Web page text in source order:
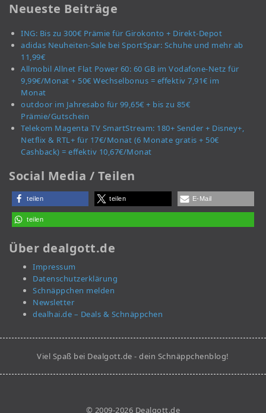
Neueste Beiträge
ING: Bis zu 300€ Prämie für Girokonto + Direkt-Depot
adidas Neuheiten-Sale bei SportSpar: Schuhe und mehr ab
11,99€
Allmobil Allnet Flat Power 60: 60 GB im Vodafone-Netz für
9,99€/Monat + 50€ Wechselbonus = effektiv 7,91€ im
Monat
outdoor im Jahresabo für 99,65€ + bis zu 85€
Prämie/Gutschein
Telekom Magenta TV SmartStream: 180+ Sender + Disney+,
Netflix & RTL+ für 17€/Monat (6 Monate gratis + 50€
Cashback) = effektiv 10,67€/Monat
Social Media / Teilen
teilen teilen E-Mail
teilen
Über dealgott.de
Impressum
Datenschutzerklärung
Schnäppchen melden
Newsletter
dealhai.de – Deals & Schnäppchen
Viel Spaß bei Dealgott.de - dein Schnäppchenblog!
© 2009-2026 Dealgott.de